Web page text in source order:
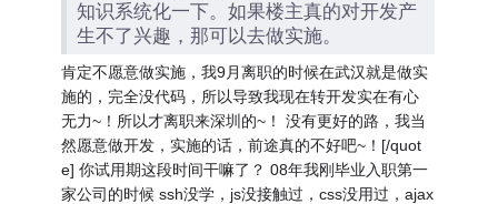
知识系统化一下。如果楼主真的对开发产
生不了兴趣，那可以去做实施。
肯定不愿意做实施，我9月离职的时候在武汉就是做实
施的，完全没代码，所以导致我现在转开发实在有心
无力~！所以才离职来深圳的~！ 没有更好的路，我当
然愿意做开发，实施的话，前途真的不好吧~！[/quot
e] 你试用期这段时间干嘛了？ 08年我刚毕业入职第一
家公司的时候 ssh没学，js没接触过，css没用过，ajax